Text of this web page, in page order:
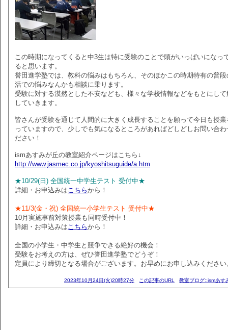
この時期になってくると中3生は特に受験のことで頭がいっぱいになっ
ると思います。
誉田進学塾では、教科の悩みはもちろん、そのほかこの時期特有の普段
活での悩みなんかも相談に乗ります。
受験に対する漠然とした不安なども、様々な学校情報などをもとにして
していきます。
皆さんが受験を通じて人間的に大きく成長することを願って今日も授業
っていますので、少しでも気になるところがあればどしどしお問い合わ
ださい！
ismあすみが丘の教室紹介ページはこちら↓
http://www.jasmec.co.jp/kyoshitsuguide/a.htm
★10/29(日) 全国統一中学生テスト 受付中★
詳細・お申込みはこちらから！
★11/3(金・祝) 全国統一小学生テスト 受付中★
10月実施事前対策授業も同時受付中！
詳細・お申込みはこちらから！
全国の小学生・中学生と競争できる絶好の機会！
受験をお考えの方は、ぜひ誉田進学塾でどうぞ！
定員により締切となる場合がございます。お早めにお申し込みください
2023年10月24日(火)20時27分 この記事のURL 教室ブログ::ismあす